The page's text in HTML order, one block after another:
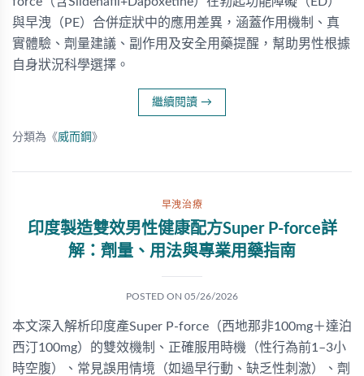
與早洩（PE）合併症狀中的應用差異，涵蓋作用機制、真
實體驗、劑量建議、副作用及安全用藥提醒，幫助男性根據
自身狀況科學選擇。
繼續閱讀 →
分類為《威而鋼 》
早洩治療
印度製造雙效男性健康配方Super P-force詳
解：劑量、用法與專業用藥指南
POSTED ON 05/26/2026
本文深入解析印度產Super P-force（西地那非100mg＋達泊
西汀100mg）的雙效機制、正確服用時機（性行為前1–3小
時空腹）、常見誤用情境（如過早行動、缺乏性刺激）、劑